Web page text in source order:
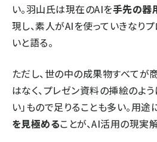
い。羽山氏は現在のAIを手先の器
現し、素人がAIを使っていきなり
いと語る。
ただし、世の中の成果物すべてが
はなく、プレゼン資料の挿絵のよ
い」もので足りることも多い。用途
を見極めることが、AI活用の現実